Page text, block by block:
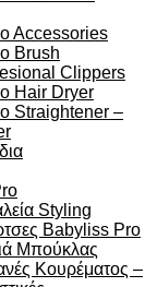
Accessories
Brush
Clippers
Hair Dryer
Straightener –
Styling
Babyliss Pro
Μπούκλας
Κουρέματος –